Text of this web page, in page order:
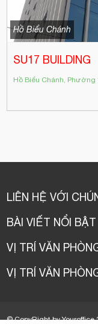
Hồ Biểu Chánh
SU17 BUILDING
Hồ Biểu Chánh, Phường
LIÊN HỆ VỚI
BÀI VIẾT NỔI BẬT
VỊ TRÍ VĂN
VỊ TRÍ VĂN
© CopyRight by Youroffice